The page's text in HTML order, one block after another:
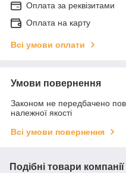
Оплата за реквізитами
Оплата на карту
Всі умови оплати
Умови повернення
Законом не передбачено
належної якості
Всі умови повернення
Подібні товари компанії